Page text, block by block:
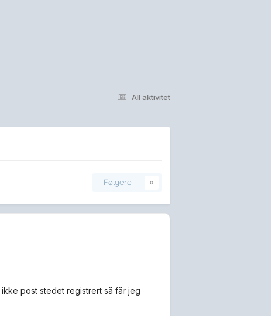
All aktivitet
Følgere 0
post stedet registrert så får jeg